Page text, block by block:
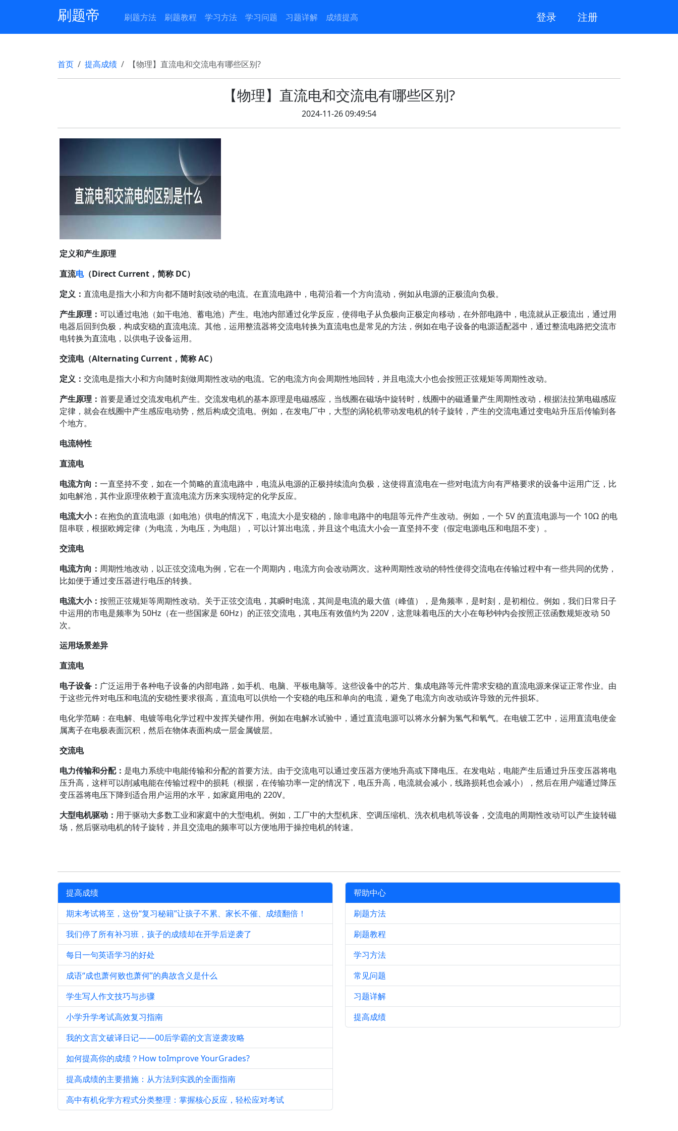
刷题帝 刷题方法 刷题教程 学习方法 学习问题 习题详解 成绩提高 登录 注册
首页 提高成绩 【物理】直流电和交流电有哪些区别?
【物理】直流电和交流电有哪些区别?
2024-11-26 09:49:54
定义和产生原理
直流电（Direct Current，简称 DC）
定义： 直流电是指大小和方向都不随时刻改动的电流。在直流电路中，电荷沿着一个方向流动，例如从电源的正极流向负极。
产生原理： 可以通过电池（如干电池、蓄电池）产生。电池内部通过化学反应，使得电子从负极向正极定向移动，在外部电路中，电流就从正极流出，通过用
电器后回到负极，构成安稳的直流电流。其他，运用整流器将交流电转换为直流电也是常见的方法，例如在电子设备的电源适配器中，通过整流电路把交流市
电转换为直流电，以供电子设备运用。
交流电（Alternating Current，简称 AC）
定义： 交流电是指大小和方向随时刻做周期性改动的电流。它的电流方向会周期性地回转，并且电流大小也会按照正弦规矩等周期性改动。
产生原理： 首要是通过交流发电机产生。交流发电机的基本原理是电磁感应，当线圈在磁场中旋转时，线圈中的磁通量产生周期性改动，根据法拉第电磁感应
定律，就会在线圈中产生感应电动势，然后构成交流电。例如，在发电厂中，大型的涡轮机带动发电机的转子旋转，产生的交流电通过变电站升压后传输到各
个地方。
电流特性
直流电
电流方向： 一直坚持不变，如在一个简略的直流电路中，电流从电源的正极持续流向负极，这使得直流电在一些对电流方向有严格要求的设备中运用广泛，比
如电解池，其作业原理依赖于直流电流方历来实现特定的化学反应。
电流大小： 在抱负的直流电源（如电池）供电的情况下，电流大小是安稳的，除非电路中的电阻等元件产生改动。例如，一个 5V 的直流电源与一个 10Ω 的电
阻串联，根据欧姆定律（为电流，为电压，为电阻），可以计算出电流，并且这个电流大小会一直坚持不变（假定电源电压和电阻不变）。
交流电
电流方向： 周期性地改动，以正弦交流电为例，它在一个周期内，电流方向会改动两次。这种周期性改动的特性使得交流电在传输过程中有一些共同的优势，
比如便于通过变压器进行电压的转换。
电流大小： 按照正弦规矩等周期性改动。关于正弦交流电，其瞬时电流，其间是电流的最大值（峰值），是角频率，是时刻，是初相位。例如，我们日常日子
中运用的市电是频率为 50Hz（在一些国家是 60Hz）的正弦交流电，其电压有效值约为 220V，这意味着电压的大小在每秒钟内会按照正弦函数规矩改动 50
次。
运用场景差异
直流电
电子设备： 广泛运用于各种电子设备的内部电路，如手机、电脑、平板电脑等。这些设备中的芯片、集成电路等元件需求安稳的直流电源来保证正常作业。由
于这些元件对电压和电流的安稳性要求很高，直流电可以供给一个安稳的电压和单向的电流，避免了电流方向改动或许导致的元件损坏。
电化学范畴：在电解、电镀等电化学过程中发挥关键作用。例如在电解水试验中，通过直流电源可以将水分解为氢气和氧气。在电镀工艺中，运用直流电使金
属离子在电极表面沉积，然后在物体表面构成一层金属镀层。
交流电
电力传输和分配： 是电力系统中电能传输和分配的首要方法。由于交流电可以通过变压器方便地升高或下降电压。在发电站，电能产生后通过升压变压器将电
压升高，这样可以削减电能在传输过程中的损耗（根据，在传输功率一定的情况下，电压升高，电流就会减小，线路损耗也会减小），然后在用户端通过降压
变压器将电压下降到适合用户运用的水平，如家庭用电的 220V。
大型电机驱动： 用于驱动大多数工业和家庭中的大型电机。例如，工厂中的大型机床、空调压缩机、洗衣机电机等设备，交流电的周期性改动可以产生旋转磁
场，然后驱动电机的转子旋转，并且交流电的频率可以方便地用于操控电机的转速。
提高成绩
期末考试将至，这份“复习秘籍”让孩子不累、家长不催、成绩翻倍！
我们停了所有补习班，孩子的成绩却在开学后逆袭了
每日一句英语学习的好处
成语“成也萧何败也萧何”的典故含义是什么
学生写人作文技巧与步骤
小学升学考试高效复习指南
我的文言文破译日记——00后学霸的文言逆袭攻略
如何提高你的成绩？How toImprove YourGrades?
提高成绩的主要措施：从方法到实践的全面指南
高中有机化学方程式分类整理：掌握核心反应，轻松应对考试
帮助中心
刷题方法
刷题教程
学习方法
常见问题
习题详解
提高成绩